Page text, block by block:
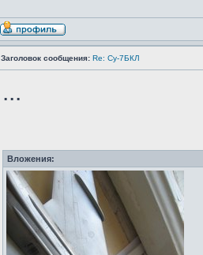
Заголовок сообщения: Re: Су-7БКЛ
...
Вложения: